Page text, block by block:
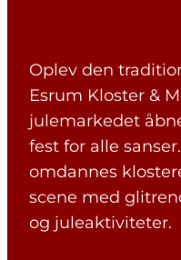
Oplev den
Esrum Kloster &
julemarkedet
fest for alle
omdannes
scene med
og juleaktiviteter.